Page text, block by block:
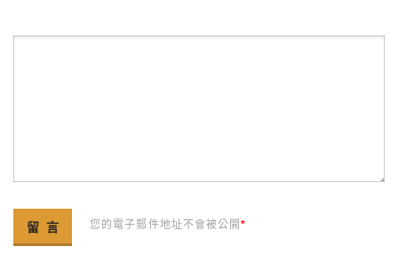
您的電子郵件地址不會被公開*